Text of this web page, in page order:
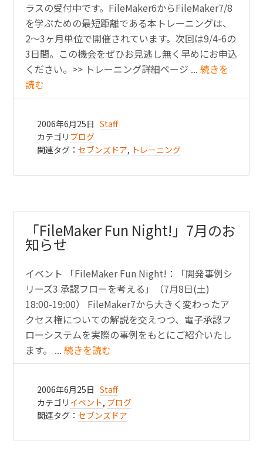
ラスの受付中です。FileMaker6からFileMaker7/8
を学ぶための最短距離である本トレーニングは、
2〜3ヶ月単位で開催されています。次回は9/4-6の
3日間。この機会をぜひお見逃し無く早めにお申込
ください。>> トレーニング詳細ページ ...続きを
読む
2006年6月25日 Staff
カテゴリ ブログ
関連タグ：セブンズドア, トレーニング
「FileMaker Fun Night!」7月のお
知らせ
イベント 「FileMaker Fun Night!：「開発事例シ
リーズ3 承認フローを考える」（7月8日(土)
18:00-19:00） FileMaker7から大きく変わったア
クセス権についての解説を交えつつ、電子承認フ
ローシステムを実際の事例をもとにご紹介いたし
ます。 ...続きを読む
2006年6月25日 Staff
カテゴリ イベント, ブログ
関連タグ：セブンズドア